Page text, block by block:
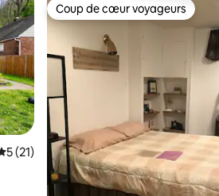
: 4,76 sur 5
moyenne sur la base de 21
5 (21)
Coup de cœur voyageurs
Coup de cœur voyageurs